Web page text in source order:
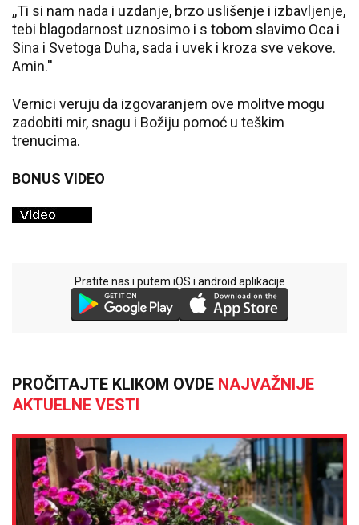
,,Ti si nam nada i uzdanje, brzo uslišenje i izbavljenje,
tebi blagodarnost uznosimo i s tobom slavimo Oca i
Sina i Svetoga Duha, sada i uvek i kroza sve vekove.
Amin.''
Vernici veruju da izgovaranjem ove molitve mogu
zadobiti mir, snagu i Božiju pomoć u teškim
trenucima.
BONUS VIDEO
Pratite nas i putem iOS i android aplikacije
PROČITAJTE KLIKOM OVDE NAJVAŽNIJE
AKTUELNE VESTI